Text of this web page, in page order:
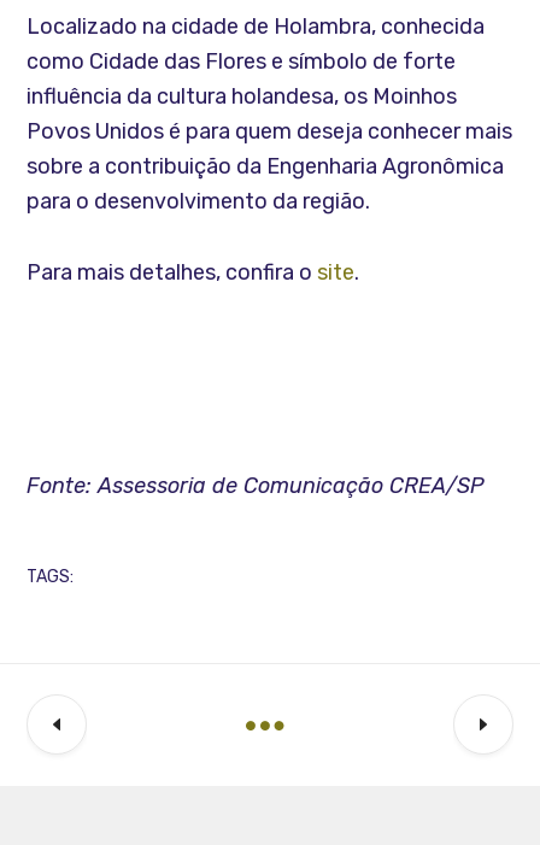
Localizado na cidade de Holambra, conhecida
como Cidade das Flores e símbolo de forte
influência da cultura holandesa, os Moinhos
Povos Unidos é para quem deseja conhecer mais
sobre a contribuição da Engenharia Agronômica
para o desenvolvimento da região.
Para mais detalhes, confira osite.
Fonte: Assessoria de Comunicação CREA/SP
TAGS: